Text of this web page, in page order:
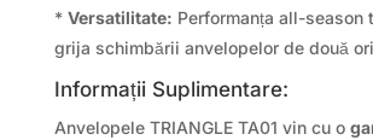
* Versatilitate: Performanța all-season
grija schimbării anvelopelor de două
Informații Suplimentare:
Anvelopele TRIANGLE TA01 vin cu o